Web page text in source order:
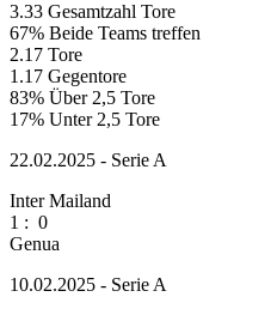
3.33 Gesamtzahl Tore
67% Beide Teams treffen
2.17 Tore
1.17 Gegentore
83% Über 2,5 Tore
17% Unter 2,5 Tore
22.02.2025 - Serie A
Inter Mailand
1 : 0
Genua
10.02.2025 - Serie A